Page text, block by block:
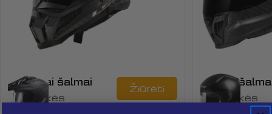
Krosiniai šalmai
65 Prekės
Žiūrėti
Uždari
75 Prekės